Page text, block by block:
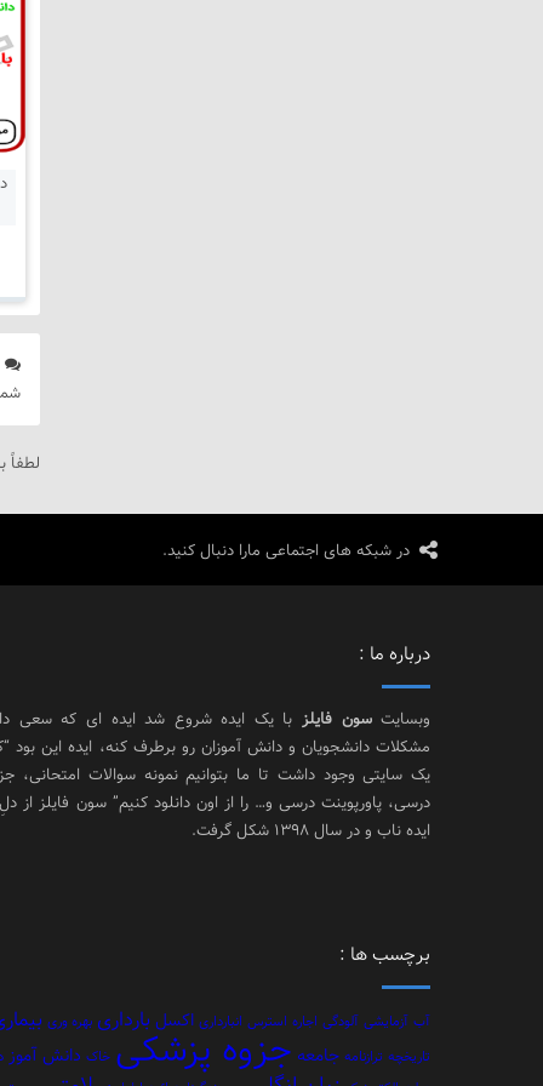
لطفاً
در شبکه های اجتماعی مارا دنبال کنید.
درباره ما :
وبسایتسون فایلزبا یک ایده شروع شد ایده ای که سعی
مشکلات دانشجویان و دانش آموزان رو برطرف کنه، ایده این بود
یک سایتی وجود داشت تا ما بتوانیم نمونه سوالات امتحانی،
درسی، پاورپوینت درسی و… را از اون دانلود کنیم” سون فایلز از
ایده ناب و در سال 1398 شکل گرفت.
برچسب ها :
آب آزمایشی آلودگی اجاره استرس انبارداری اکسلبارداری بهره وری
تاریخچه ترازنامه جامعه جزوه پزشکی خاک دانش آموز